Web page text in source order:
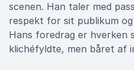
scenen. Han taler med
respekt for sit publikum
Hans foredrag er hverken
klichéfyldte, men båret af